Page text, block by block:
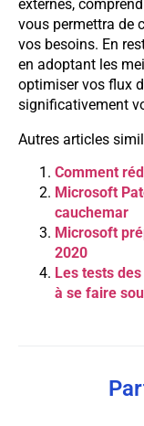
externes,
vous permettra de
vos besoins. En
en adoptant les
optimiser vos flux
significativement
Autres articles
Comment
Microsoft
cauchemar
Microsoft
2020
Les tests
à se faire